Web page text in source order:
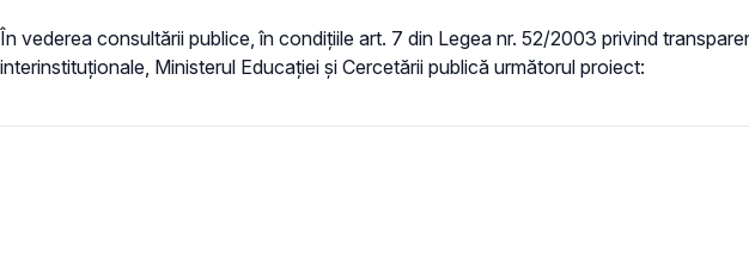
În vederea consultării publice, în condiţiile art. 7 din Legea nr. 52/2003 privind
interinstituționale, Ministerul Educaţiei și Cercetării publică următorul proiect: